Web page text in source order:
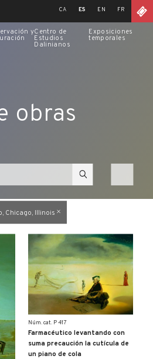
CA ES EN FR
yCentro de
Estudios
Dalinianos
Exposiciones
temporales
obras
Chicago, Illinois
Núm. cat. P 417
Farmacéutico levantando con
suma precaución la cutícula de
un piano de cola